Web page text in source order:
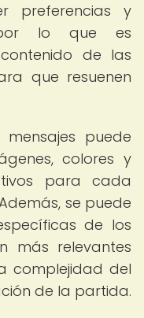
preferencias y
por lo que es
de las
que resuenen
puede
colores y
para cada
se puede
de los
más relevantes
complejidad del
de la partida.